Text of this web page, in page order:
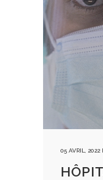
05 AVRIL, 2022